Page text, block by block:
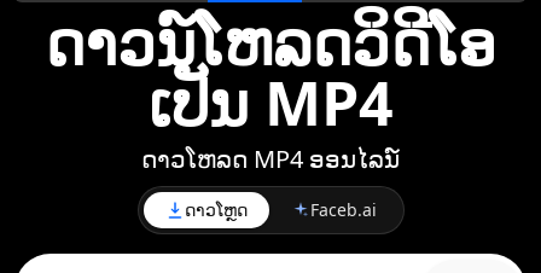
ດາວນ໌ໂຫລດວິດີໂອ
ເປັນ MP4
ດາວ​ໂຫລດ MP4 ອອນ​ໄລ​ນ​໌​
ດາວໂຫຼດ Faceb.ai